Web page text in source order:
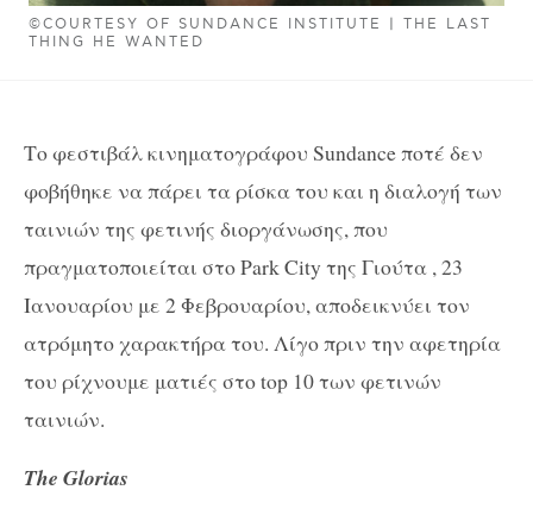
©COURTESY OF SUNDANCE INSTITUTE | THE LAST
THING HE WANTED
Το φεστιβάλ κινηματογράφου Sundance ποτέ δεν
φοβήθηκε να πάρει τα ρίσκα του και η διαλογή των
ταινιών της φετινής διοργάνωσης, που
πραγματοποιείται στο Park City της Γιούτα , 23
Ιανουαρίου με 2 Φεβρουαρίου, αποδεικνύει τον
ατρόμητο χαρακτήρα του. Λίγο πριν την αφετηρία
του ρίχνουμε ματιές στο top 10 των φετινών
ταινιών.
The Glorias